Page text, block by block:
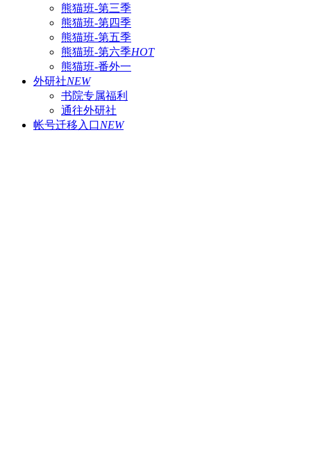
熊猫班-第三季
熊猫班-第四季
熊猫班-第五季
熊猫班-第六季HOT
熊猫班-番外一
外研社NEW
书院专属福利
通往外研社
帐号迁移入口NEW